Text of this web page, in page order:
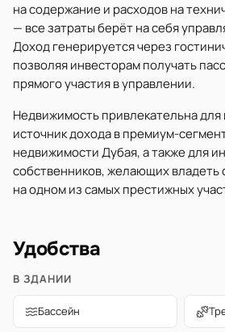
на содержание и расходов на
— все затраты берёт на себя
Доход генерируется через
позволяя инвесторам получать
прямого участия в управлении.
Недвижимость привлекательна
источник дохода в премиум-
недвижимости Дубая, а также для
собственников, желающих владеть
на одном из самых престижных
Удобства
В ЗДАНИИ
Бассейн